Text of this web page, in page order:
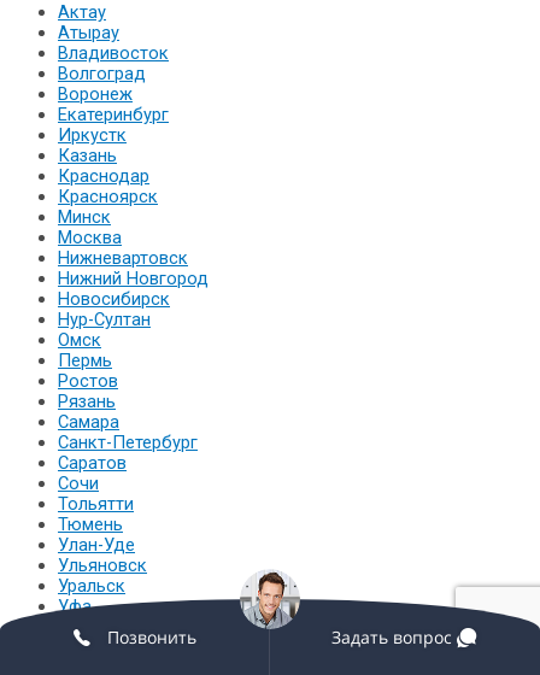
Актау
Атырау
Владивосток
Волгоград
Воронеж
Екатеринбург
Иркустк
Казань
Краснодар
Красноярск
Минск
Москва
Нижневартовск
Нижний Новгород
Новосибирск
Нур-Султан
Омск
Пермь
Ростов
Рязань
Самара
Санкт-Петербург
Саратов
Сочи
Тольятти
Тюмень
Улан-Уде
Ульяновск
Уральск
Уфа
Хабаровск
ЧелябинскПозвонить Задать вопрос